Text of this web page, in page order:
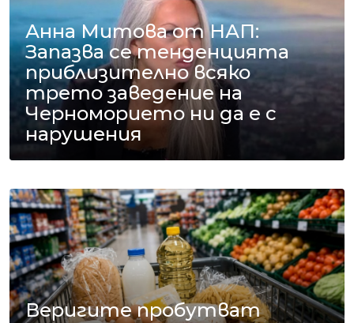
Анна Митова от НАП:
Запазва се тенденцията
приблизително всяко
трето заведение на
Черноморието ни да е с
нарушения
Веригите пробутват